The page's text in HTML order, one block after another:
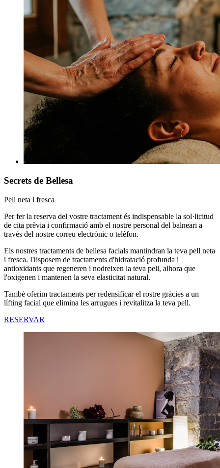
Secrets de Bellesa
Pell neta i fresca
Per fer la reserva del vostre tractament és indispensable la sol·licitud
de cita prèvia i confirmació amb el nostre personal del balneari a
través del nostre correu electrònic o telèfon.
Els nostres tractaments de bellesa facials mantindran la teva pell neta
i fresca. Disposem de tractaments d'hidratació profunda i
antioxidants que regeneren i nodreixen la teva pell, alhora que
l'oxigenen i mantenen la seva elasticitat natural.
També oferim tractaments per redensificar el rostre gràcies a un
lífting facial que elimina les arrugues i revitalitza la teva pell.
RESERVAR